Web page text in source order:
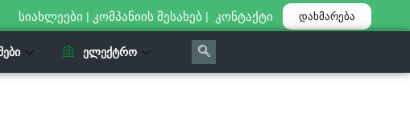
სიახლეები | კომპანიის შესახებ | კონტაქტი დახმარება
ᲔᲚᲔᲥᲢᲠᲝ